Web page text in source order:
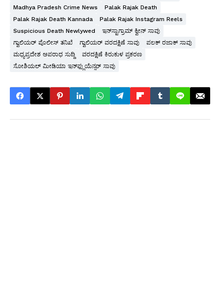
Madhya Pradesh Crime News
Palak Rajak Death
Palak Rajak Death Kannada
Palak Rajak Instagram Reels
Suspicious Death Newlywed
ಇನ್‌ಸ್ಟಾಗ್ರಾಮ್ ಕ್ವೀನ್ ಸಾವು
ಗ್ವಾಲಿಯರ್ ಪೊಲೀಸ್ ತನಿಖೆ
ಗ್ವಾಲಿಯರ್ ವರದಕ್ಷಿಣೆ ಸಾವು
ಪಲಕ್ ರಜಾಕ್ ಸಾವು
ಮಧ್ಯಪ್ರದೇಶ ಅಪರಾಧ ಸುದ್ದಿ
ವರದಕ್ಷಿಣೆ ಕಿರುಕುಳ ಪ್ರಕರಣ
ಸೋಶಿಯಲ್ ಮೀಡಿಯಾ ಇನ್‌ಫ್ಲುಯೆನ್ಸರ್ ಸಾವು